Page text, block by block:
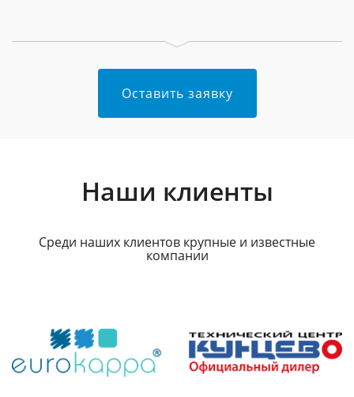
Оставить заявку
Наши клиенты
Среди наших клиентов крупные и известные
компании